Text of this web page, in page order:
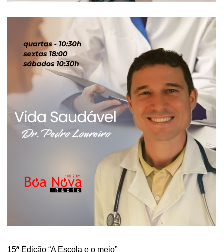
15ª Edição “A Escola e o meio”